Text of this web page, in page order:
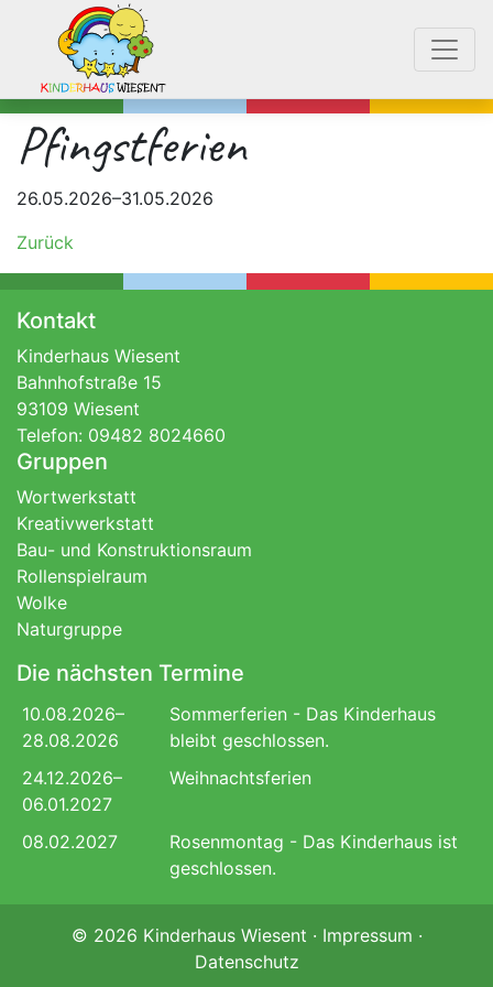
Pfingstferien
26.05.2026–31.05.2026
Zurück
Kontakt
Kinderhaus Wiesent
Bahnhofstraße 15
93109 Wiesent
Telefon: 09482 8024660
Gruppen
Wortwerkstatt
Kreativwerkstatt
Bau- und Konstruktionsraum
Rollenspielraum
Wolke
Naturgruppe
Die nächsten Termine
10.08.2026–
28.08.2026
Sommerferien - Das Kinderhaus
bleibt geschlossen.
24.12.2026–
06.01.2027
Weihnachtsferien
08.02.2027
Rosenmontag - Das Kinderhaus ist
geschlossen.
© 2026 Kinderhaus Wiesent · Impressum ·
Datenschutz